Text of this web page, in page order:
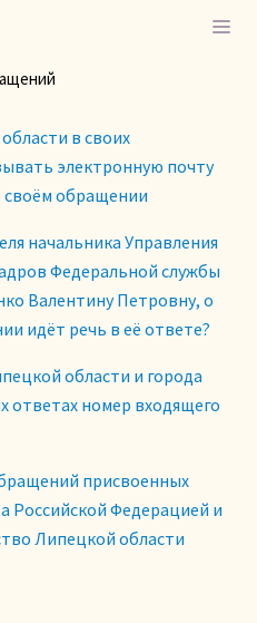
в своих
электронную почту
своём обращении
начальника Управления
Федеральной службы
Валентину Петровну, о
идёт речь в её ответе?
области и города
ответах номер входящего
присвоенных
Российской Федерацией и
Липецкой области